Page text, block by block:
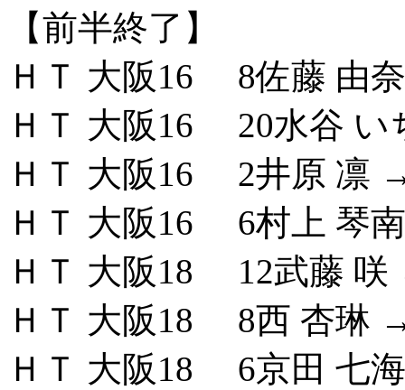
【前半終了】
ＨＴ 大阪16 8佐藤 由
ＨＴ 大阪16 20水谷 い
ＨＴ 大阪16 2井原 凛
ＨＴ 大阪16 6村上 琴
ＨＴ 大阪18 12武藤 咲
ＨＴ 大阪18 8西 杏琳
ＨＴ 大阪18 6京田 七